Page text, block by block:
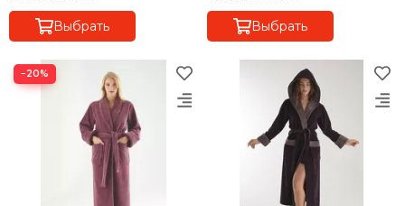
Выбрать Выбрать
−20%